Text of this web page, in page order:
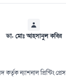
ডা. মোঃ আহসানুল কবির
ন্যাশনাল প্রিন্টিং প্রেস